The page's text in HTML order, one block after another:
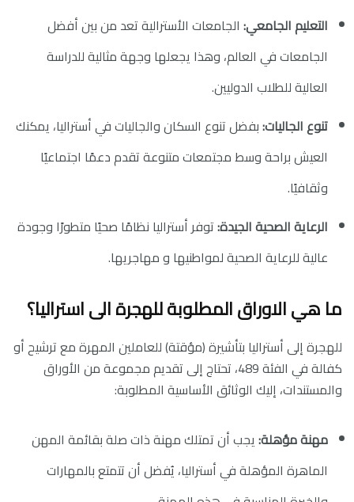
التعليم الجامعي: الجامعات الأسترالية تعد من بين أفضل
الجامعات في العالم، وهذا يجعلها وجهة مثالية للدراسة
العالية للطلاب الدوليين.
تنوع الجاليات:بفضل تنوع السكان والجاليات في أستراليا، يمكنك
العيش براحة وسط مجتمعات متنوعة تقدم دعمًا اجتماعيًا
وثقافيًا.
الرعاية الصحية الجيدة:توفر أستراليا نظامًا صحيًا متطورًا وجودة
عالية للرعاية الصحية لمواطنيها و مهاجريها.
ما هي الاوراق المطلوبة للهجرة الى استراليا؟
للهجرة إلى أستراليا بتأشيرة (مؤقتة) للعاملين المهرة مع ترشيح أو
كفالة في الفئة 489، تحتاج إلى تقديم مجموعة من الأوراق
والمستندات، إليك الوثائق الأساسية المطلوبة:
مهنة مؤهلة:يجب أن تمتلك مهنة ذات صلة بقائمة المهن
الماهرة المؤهلة في أستراليا، يُفضل أن تتمتع بالمهارات